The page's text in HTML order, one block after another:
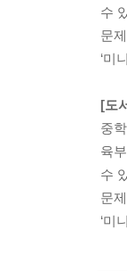
수
문
‘미
[도
중
육
수
문
‘미